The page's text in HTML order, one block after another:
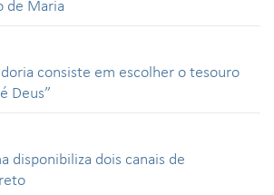
de Maria
consiste em escolher o tesouro
Deus”
disponibiliza dois canais de